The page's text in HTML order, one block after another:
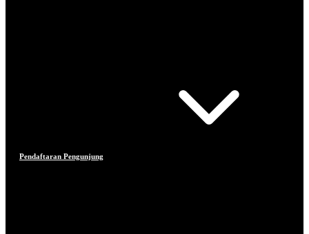
Pendaftaran Pengunjung